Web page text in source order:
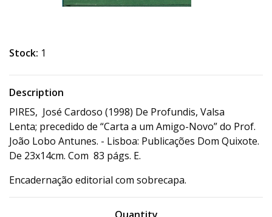
Stock: 1
Description
PIRES, José Cardoso (1998) De Profundis, Valsa
Lenta; precedido de “Carta a um Amigo-Novo” do Prof.
João Lobo Antunes. - Lisboa: Publicações Dom Quixote.
De 23x14cm. Com 83 págs. E.
Encadernação editorial com sobrecapa.